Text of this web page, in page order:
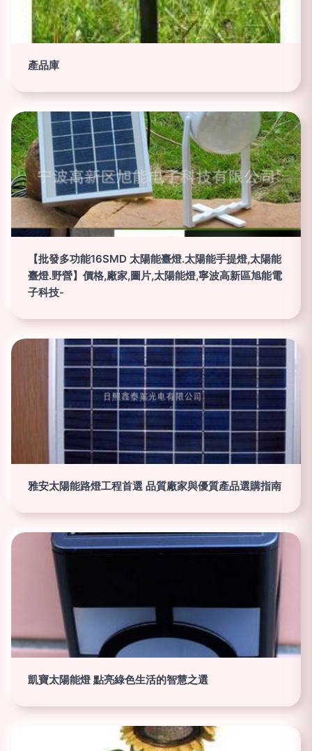
產品庫
【批發多功能16SMD 太陽能臺燈.太陽能手提燈,太陽能
臺燈.野營】價格,廠家,圖片,太陽能燈,寧波高新區旭能電
子科技-
雅安太陽能路燈工程首選 品質廠家與優質產品選購指南
凱寶太陽能燈 點亮綠色生活的智慧之選